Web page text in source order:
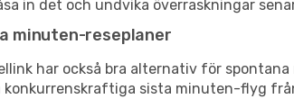
in det och undvika överraskningar
minuten-reseplaner
har också bra alternativ för
sista minuten-flyg